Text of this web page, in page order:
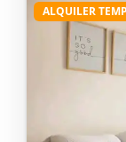
ALQUILER